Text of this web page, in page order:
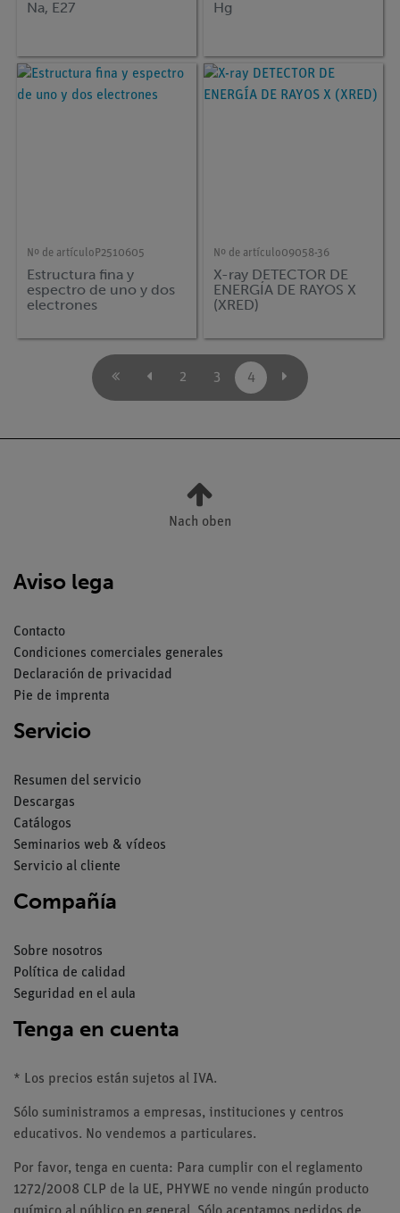
Na, E27
Hg
Nº de artículo P2510605
Estructura fina y
espectro de uno y dos
electrones
Nº de artículo09058-36
X-ray DETECTOR DE
ENERGÍA DE RAYOS X
(XRED)
2 3 4
Nach oben
Aviso lega
Contacto
Condiciones comerciales generales
Declaración de privacidad
Pie de imprenta
Servicio
Resumen del servicio
Descargas
Catálogos
Seminarios web & vídeos
Servicio al cliente
Compañía
Sobre nosotros
Política de calidad
Seguridad en el aula
Tenga en cuenta
* Los precios están sujetos al IVA.
Sólo suministramos a empresas, instituciones y centros
educativos. No vendemos a particulares.
Por favor, tenga en cuenta: Para cumplir con el reglamento
1272/2008 CLP de la UE, PHYWE no vende ningún producto